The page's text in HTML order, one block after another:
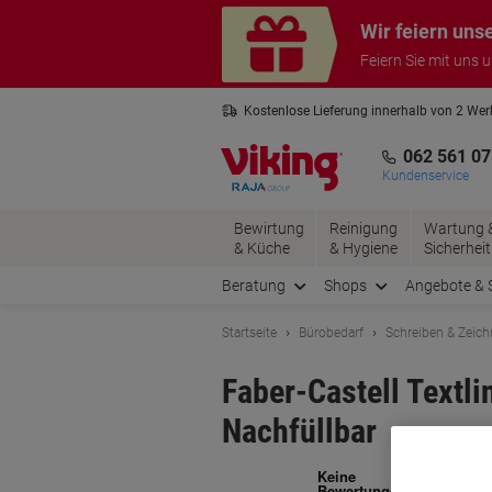
Wir feiern
Feiern Sie mit uns
Kostenlose Lieferung innerhalb von 2
062 561
Kundenservice
Bewirtung
& Küche
Reinigung
& Hygiene
Wartung
Sicherheit
Beratung Shops Angebote &
Startseite Bürobedarf Schreiben &
Faber-Castell
Nachfüllbar